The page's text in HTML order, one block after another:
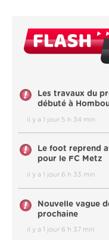
Les travaux du
débuté à
il y a 1 jour 5 h 34 min
Le foot reprend
pour le FC Metz
il y a 1 jour 6 h 33 min
Nouvelle vague
prochaine
il y a 1 jour 6 h 37 min